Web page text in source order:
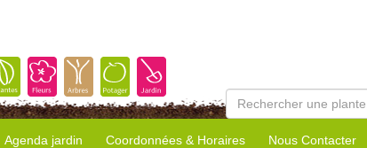
Agenda jardin Coordonnées & Horaires Nous Contacter